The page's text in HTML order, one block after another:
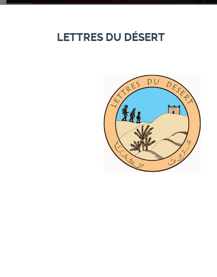
LETTRES DU DÉSERT